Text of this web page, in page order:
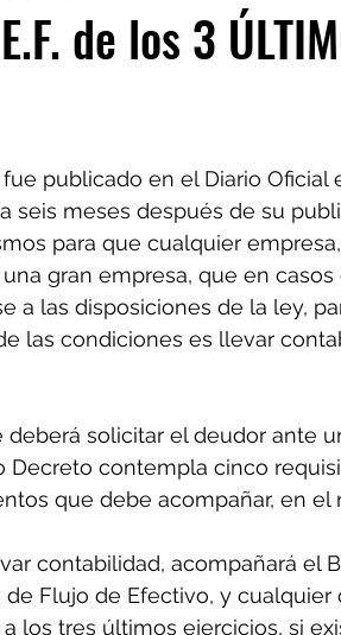
de los 3
publicado en el Diario Oficial
seis meses después de su
para que cualquier
gran empresa, que en
a las disposiciones de la ley,
las condiciones es llevar
deberá solicitar el deudor ante
Decreto contempla cinco
que debe acompañar, en
contabilidad, acompañará el
de Flujo de Efectivo, y
los tres últimos ejercicios, si